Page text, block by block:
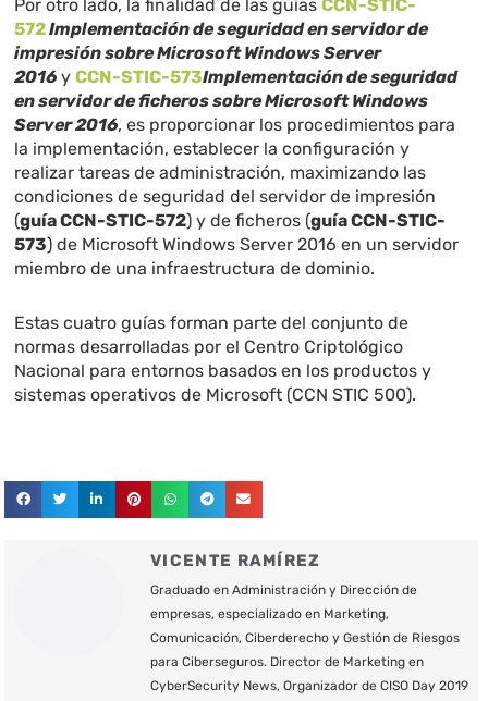
Por otro lado, la finalidad de las guíasCCN-STIC-
572Implementación de seguridad en servidor de
impresión sobre Microsoft Windows Server
2016 yCCN-STIC-573Implementación de seguridad
en servidor de ficheros sobre Microsoft Windows
Server 2016, es proporcionar los procedimientos para
la implementación, establecer la configuración y
realizar tareas de administración, maximizando las
condiciones de seguridad del servidor de impresión
(guía CCN-STIC-572) y de ficheros (guía CCN-STIC-
573) de Microsoft Windows Server 2016 en un servidor
miembro de una infraestructura de dominio.
Estas cuatro guías forman parte del conjunto de
normas desarrolladas por el Centro Criptológico
Nacional para entornos basados en los productos y
sistemas operativos de Microsoft (CCN STIC 500).
VICENTE RAMÍREZ
Graduado en Administración y Dirección de
empresas, especializado en Marketing,
Comunicación, Ciberderecho y Gestión de Riesgos
para Ciberseguros. Director de Marketing en
CyberSecurity News, Organizador de CISO Day 2019